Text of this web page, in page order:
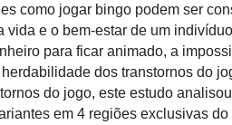
como jogar bingo podem ser
e o bem-estar de um
para ficar animado, a
dos transtornos do
do jogo, este estudo
em 4 regiões exclusivas